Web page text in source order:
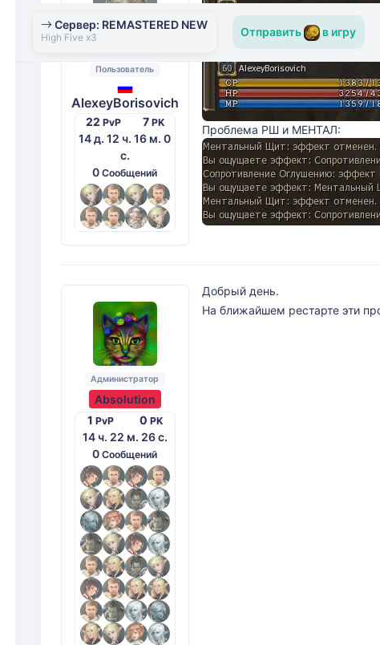
Сервер: REMASTERED NEW
High Five x3 Отправить в игру
Пользователь
AlexeyBorisovich
22 PvP 7 PK
14 д. 12 ч. 16 м. 0
с.
0Сообщений
Проблема РШ и МЕНТАЛ:
Администратор
Absolution
1 PvP 0 PK
14 ч. 22 м. 26 с.
0Сообщений
Добрый день.
На ближайшем рестарте эти